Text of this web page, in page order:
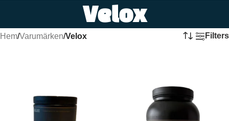
Velox
Hem/Varumärken/Velox Filters